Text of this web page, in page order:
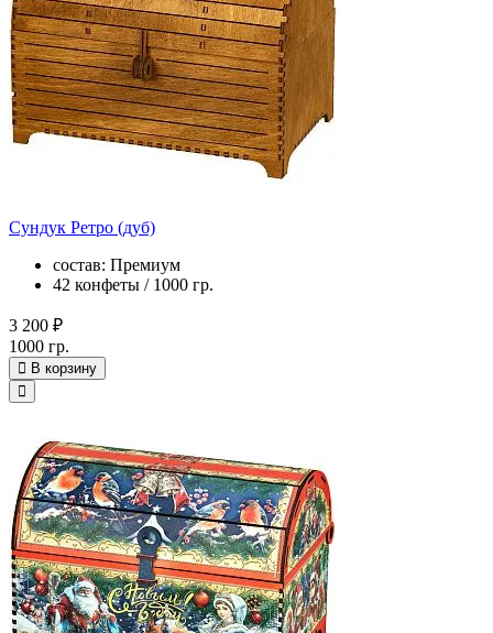
Сундук Ретро (дуб)
состав: Премиум
42 конфеты / 1000 гр.
3 200 ₽
1000 гр.
В корзину